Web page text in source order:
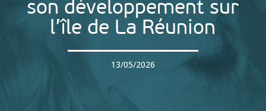
son développement sur
l’île de La Réunion
13/05/2026